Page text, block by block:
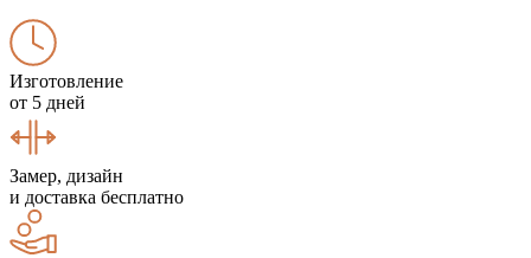
Изготовление
от 5 дней
Замер, дизайн
и доставка бесплатно